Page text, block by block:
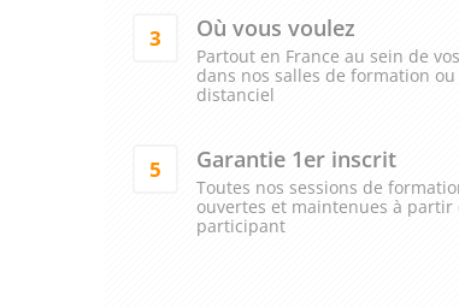
3 Où vous voulez
Partout en France au sein de
dans nos salles de formation ou
distanciel
5 Garantie 1er inscrit
Toutes nos sessions de
ouvertes et maintenues à partir
participant